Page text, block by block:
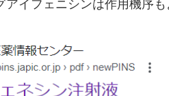
アイフェニシンは作用機序